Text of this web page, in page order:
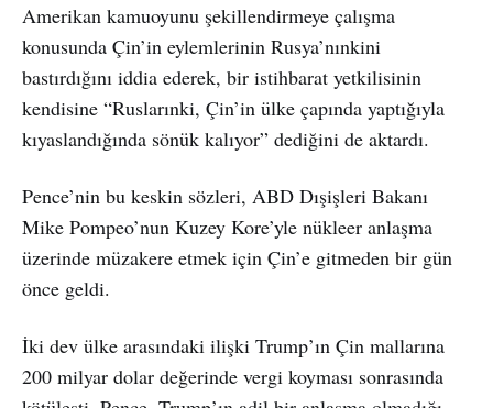
Amerikan kamuoyunu şekillendirmeye çalışma
konusunda Çin’in eylemlerinin Rusya’nınkini
bastırdığını iddia ederek, bir istihbarat yetkilisinin
kendisine “Ruslarınki, Çin’in ülke çapında yaptığıyla
kıyaslandığında sönük kalıyor” dediğini de aktardı.
Pence’nin bu keskin sözleri, ABD Dışişleri Bakanı
Mike Pompeo’nun Kuzey Kore’yle nükleer anlaşma
üzerinde müzakere etmek için Çin’e gitmeden bir gün
önce geldi.
İki dev ülke arasındaki ilişki Trump’ın Çin mallarına
200 milyar dolar değerinde vergi koyması sonrasında